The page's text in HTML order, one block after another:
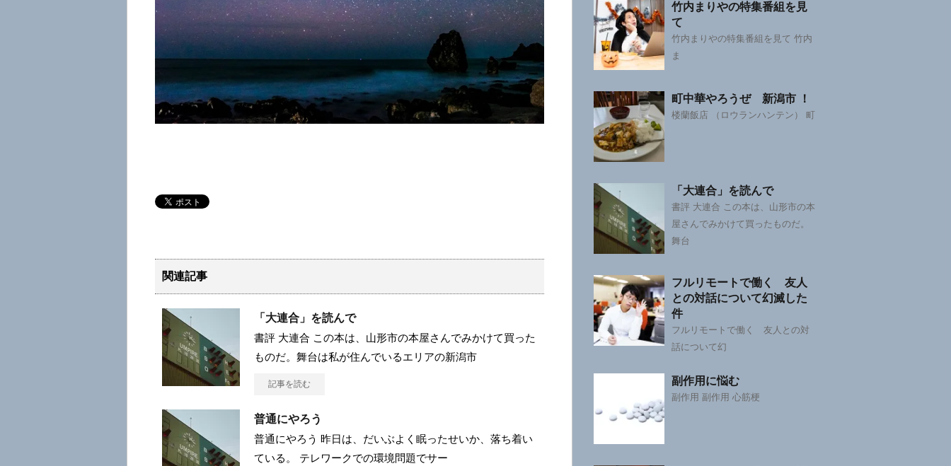
関連記事
「大連合」を読んで
書評 大連合 この本は、山形市の本屋さんでみかけて買った
ものだ。舞台は私が住んでいるエリアの新潟市
記事を読む
普通にやろう
普通にやろう 昨日は、だいぶよく眠ったせいか、落ち着い
ている。 テレワークでの環境問題でサー
竹内まりやの特集番組を見
て
竹内まりやの特集番組を見て 竹内
ま
町中華やろうぜ 新潟市 ！
楼蘭飯店 （ロウランハンテン） 町
「大連合」を読んで
書評 大連合 この本は、山形市の本
屋さんでみかけて買ったものだ。
舞台
フルリモートで働く 友人
との対話について幻滅した
件
フルリモートで働く 友人との対
話について幻
副作用に悩む
副作用 副作用 心筋梗